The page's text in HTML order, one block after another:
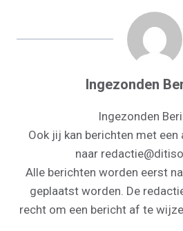
T
Ingezonden
Ingezonden
Ook jij kan berichten met
naar
Alle berichten worden eerst
geplaatst worden. De
recht om een bericht af te